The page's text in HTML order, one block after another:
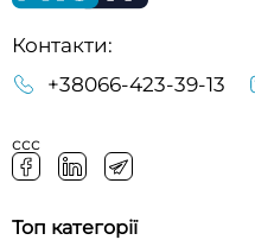
Контакти:
+38066-423-39-13
ссс
Топ категорії